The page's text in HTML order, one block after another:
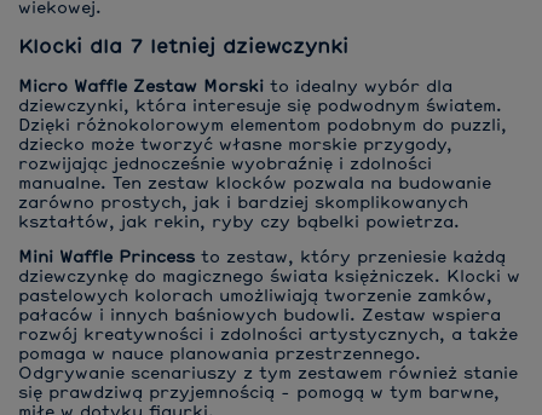
wiekowej.
Klocki dla 7 letniej dziewczynki
Micro Waffle Zestaw Morski to idealny wybór dla
dziewczynki, która interesuje się podwodnym światem.
Dzięki różnokolorowym elementom podobnym do puzzli,
dziecko może tworzyć własne morskie przygody,
rozwijając jednocześnie wyobraźnię i zdolności
manualne. Ten zestaw klocków pozwala na budowanie
zarówno prostych, jak i bardziej skomplikowanych
kształtów, jak rekin, ryby czy bąbelki powietrza.
Mini Waffle Princess to zestaw, który przeniesie każdą
dziewczynkę do magicznego świata księżniczek. Klocki w
pastelowych kolorach umożliwiają tworzenie zamków,
pałaców i innych baśniowych budowli. Zestaw wspiera
rozwój kreatywności i zdolności artystycznych, a także
pomaga w nauce planowania przestrzennego.
Odgrywanie scenariuszy z tym zestawem również stanie
się prawdziwą przyjemnością - pomogą w tym barwne,